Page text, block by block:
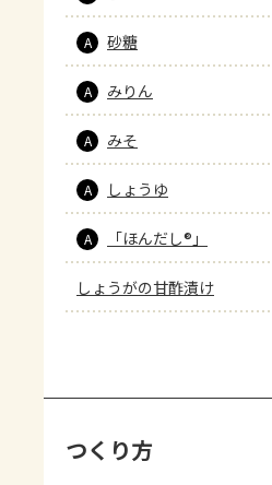
A 砂糖
A みりん
A みそ
A しょうゆ
A 「ほんだし®」
しょうがの甘酢漬け
つくり方